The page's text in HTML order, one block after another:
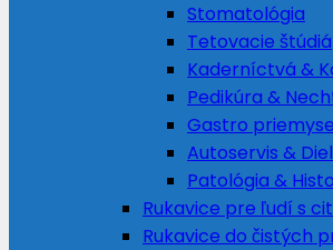
Stomatológia
Tetovacie štúdiá
Kaderníctvá &
Pedikúra &
Gastro
Autoservis &
Patológia &
Rukavice pre ľudí s
Rukavice do čistých